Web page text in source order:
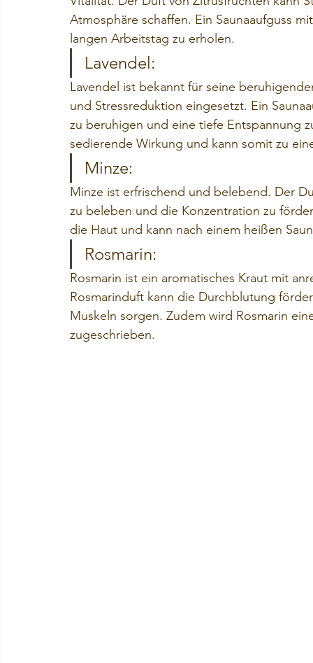
Atmosphäre schaffen. Ein Saunaaufguss
langen Arbeitstag zu erholen.
Lavendel:
Lavendel ist bekannt für seine
und Stressreduktion eingesetzt. Ein
zu beruhigen und eine tiefe Entspannung
sedierende Wirkung und kann somit zu
Minze:
Minze ist erfrischend und belebend. Der
zu beleben und die Konzentration zu
die Haut und kann nach einem heißen
Rosmarin:
Rosmarin ist ein aromatisches Kraut mit
Rosmarinduft kann die Durchblutung
Muskeln sorgen. Zudem wird Rosmarin
zugeschrieben.